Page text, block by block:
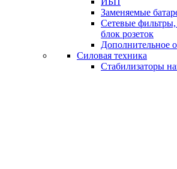
Заменяемые
Сетевые фильтры,
блок розеток
Дополнительное
Силовая техника
Стабилизаторы